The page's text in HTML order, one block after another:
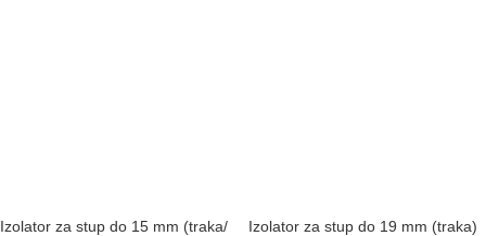
Izolator za stup do 15 mm (traka/
Izolator za stup do 19 mm (traka)